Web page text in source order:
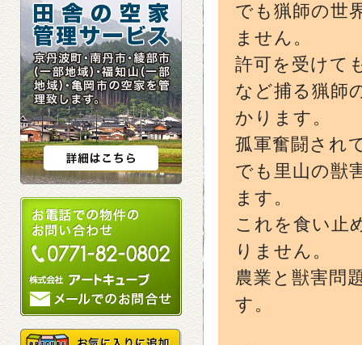
でも猟師の世
ません。
許可を受けて
など捕る猟師
かります。
孤軍奮闘され
でも里山の獣
ます。
これを食い止
りません。
農業と獣害問
す。